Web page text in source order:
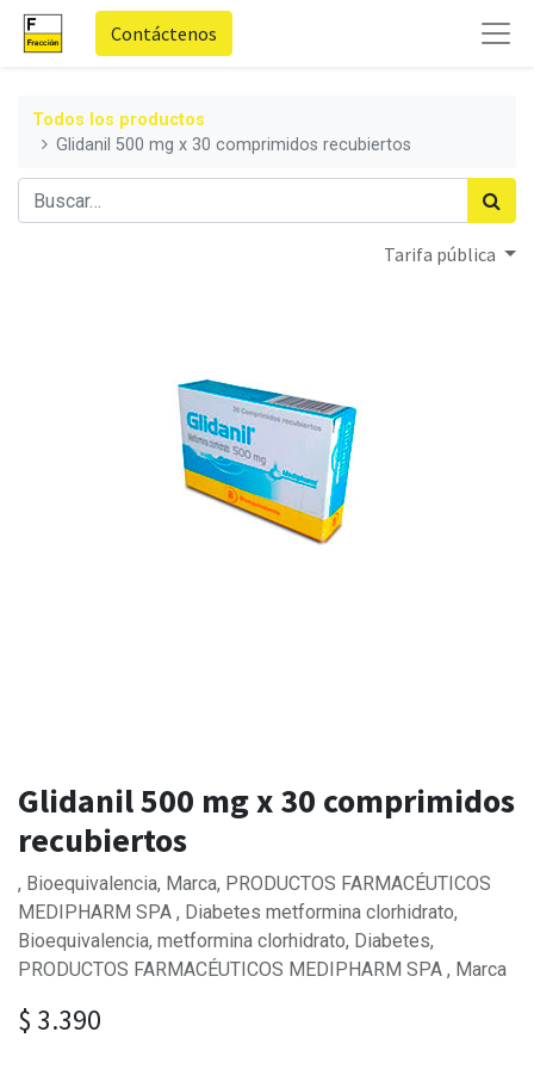
Contáctenos
Todos los productos
Glidanil 500 mg x 30 comprimidos recubiertos
Tarifa pública
Glidanil 500 mg x 30 comprimidos
recubiertos
, Bioequivalencia, Marca, PRODUCTOS FARMACÉUTICOS
MEDIPHARM SPA , Diabetes metformina clorhidrato,
Bioequivalencia, metformina clorhidrato, Diabetes,
PRODUCTOS FARMACÉUTICOS MEDIPHARM SPA , Marca
$ 3.390